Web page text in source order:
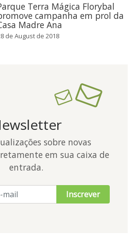
Terra Mágica Florybal
campanha em prol da
Madre Ana
de August de 2018
sobre novas
em sua caixa de
entrada.
Inscrever